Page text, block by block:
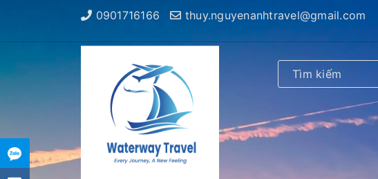
0901716166 thuy.nguyenanhtravel@gmail.com